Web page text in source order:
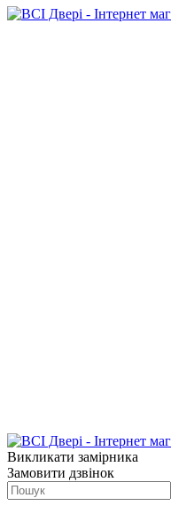
Викликати замірника
Замовити дзвінок